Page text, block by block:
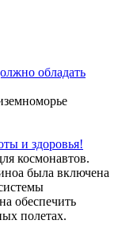
обладать
и здоровья!
космонавтов.
была включена
обеспечить
полетах.